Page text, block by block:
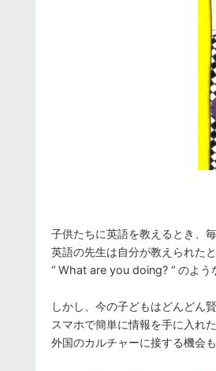
子供たちに英語を教えるとき、
英語の先生は自分が教えられた
“ What are you doing? “ のよう
しかし、今の子どもはどんどん
スマホで簡単に情報を手に入れ
外国のカルチャーに接する機会